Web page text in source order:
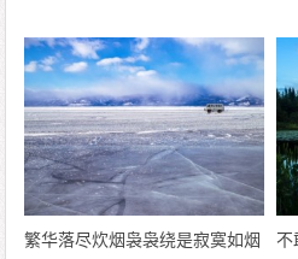
繁华落尽炊烟袅袅绕是寂寞如烟
不